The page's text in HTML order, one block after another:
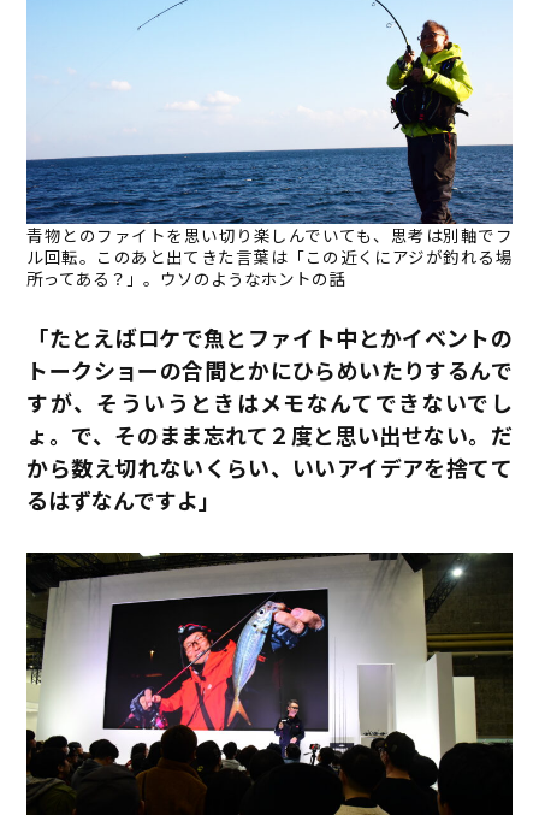
青物とのファイトを思い切り楽しんでいても、思考は別軸でフ
ル回転。このあと出てきた言葉は「この近くにアジが釣れる場
所ってある？」。ウソのようなホントの話
「たとえばロケで魚とファイト中とかイベントの
トークショーの合間とかにひらめいたりするんで
すが、そういうときはメモなんてできないでし
ょ。で、そのまま忘れて２度と思い出せない。だ
から数え切れないくらい、いいアイデアを捨てて
るはずなんですよ」